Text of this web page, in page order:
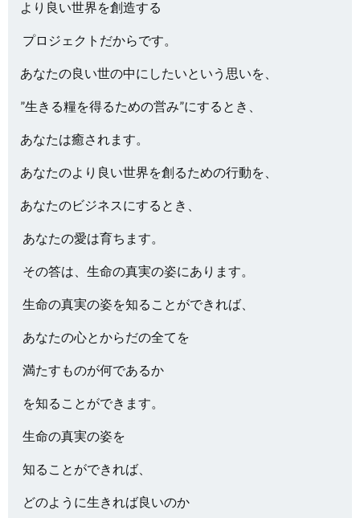
より良い世界を創造する
プロジェクトだからです。
あなたの良い世の中にしたいという思いを、
”生きる糧を得るための営み”にするとき、
あなたは癒されます。
あなたのより良い世界を創るための行動を、
あなたのビジネスにするとき、
あなたの愛は育ちます。
その答は、生命の真実の姿にあります。
生命の真実の姿を知ることができれば、
あなたの心とからだの全てを
満たすものが何であるか
を知ることができます。
生命の真実の姿を
知ることができれば、
どのように生きれば良いのか